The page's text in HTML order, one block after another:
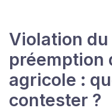
Violation
préemption
agricole :
contester ?